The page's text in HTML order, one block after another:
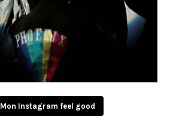
Mon Instagram feel good